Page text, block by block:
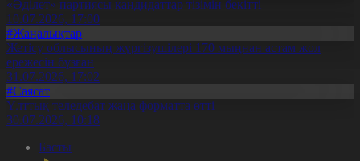
«Әділет» партиясы кандидаттар тізімін бекітті
10.07.2026, 17:00
#Жаңалықтар
Жетісу облысының жүргізушілері 170 мыңнан астам жол
ережесін бұзған
31.07.2026, 17:02
#Саясат
Ұлттық теледебат жаңа форматта өтті
30.07.2026, 10:18
Басты